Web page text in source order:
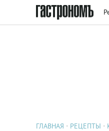
ГЛАВНАЯ РЕЦЕПТЫ